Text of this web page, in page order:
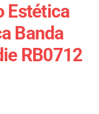
Estética
Banda
RB0712